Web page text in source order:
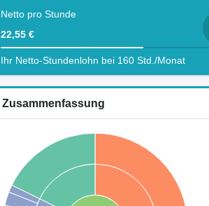
Netto pro Stunde
22,55 €
Ihr Netto-Stundenlohn bei 160 Std./Monat
Zusammenfassung